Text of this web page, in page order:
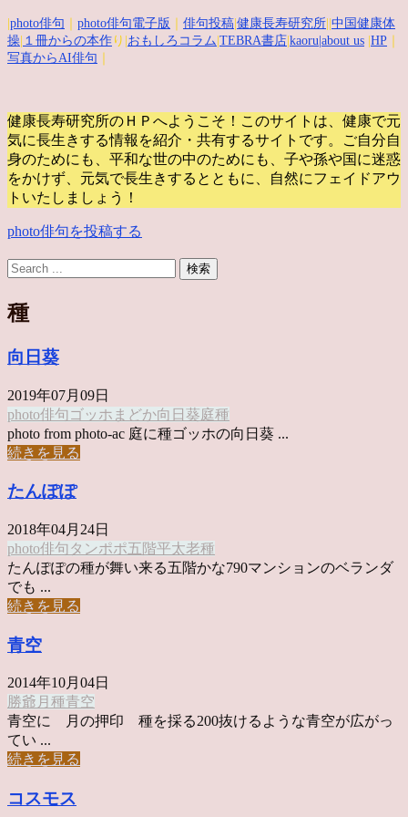
photo俳句 photo俳句電子版 俳句投稿 健康長寿研究所 中国健康体
操 １冊からの本作 り| おもしろコラム TEBRA書店 kaoru |about us HP
写真からAI俳句
健康長寿研究所のＨＰへようこそ！このサイトは、健康で元
気に長生きする情報を紹介・共有するサイトです。
ご自分自
身のためにも、平和な世の中のためにも、子や孫や国に迷惑
をかけず、元気で長生きするとともに、自然にフェイドアウ
トいたしましょう！
photo俳句を投稿する
種
向日葵
2019年07月09日
photo俳句ゴッホ まどか向日葵庭種
photo from photo-ac 庭に種ゴッホの向日葵 ...
続きを見る
たんぽぽ
2018年04月24日
photo俳句タンポポ五階平太老種
たんぽぽの種が舞い来る五階かな790マンションのベランダ
でも ...
続きを見る
青空
2014年10月04日
勝爺 月 種青空
青空に 月の押印 種を採る200抜けるような青空が広がっ
てい ...
続きを見る
コスモス